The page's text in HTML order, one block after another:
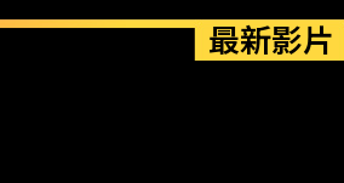
最新影片